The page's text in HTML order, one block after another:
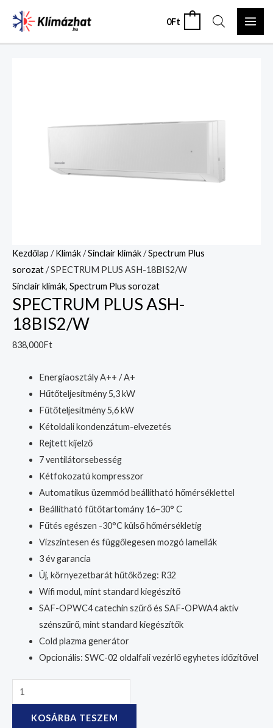
content
0Ft
Kezdőlap /Klímák/Sinclair klímák/Spectrum Plus
sorozat/ SPECTRUM PLUS ASH-18BIS2/W
Sinclair klímák, Spectrum Plus sorozat
SPECTRUM PLUS ASH-
18BIS2/W
838,000Ft
Energiaosztály A++ / A+
Hűtőteljesítmény 5,3 kW
Fűtőteljesítmény 5,6 kW
Kétoldali kondenzátum-elvezetés
Rejtett kijelző
7 ventilátorsebesség
Kétfokozatú kompresszor
Automatikus üzemmód beállítható hőmérséklettel
Beállítható fűtőtartomány 16–30° C
Fűtés egészen -30°C külső hőmérsékletig
Vízszintesen és függőlegesen mozgó lamellák
3 év garancia
Új, környezetbarát hűtőközeg: R32
Wifi modul, mint standard kiegészítő
SAF-OPWC4 catechin szűrő és SAF-OPWA4 aktív
szénszűrő, mint standard kiegészítők
Cold plazma generátor
Opcionális: SWC-02 oldalfali vezérlő egyhetes időzítővel
KOSÁRBA TESZEM